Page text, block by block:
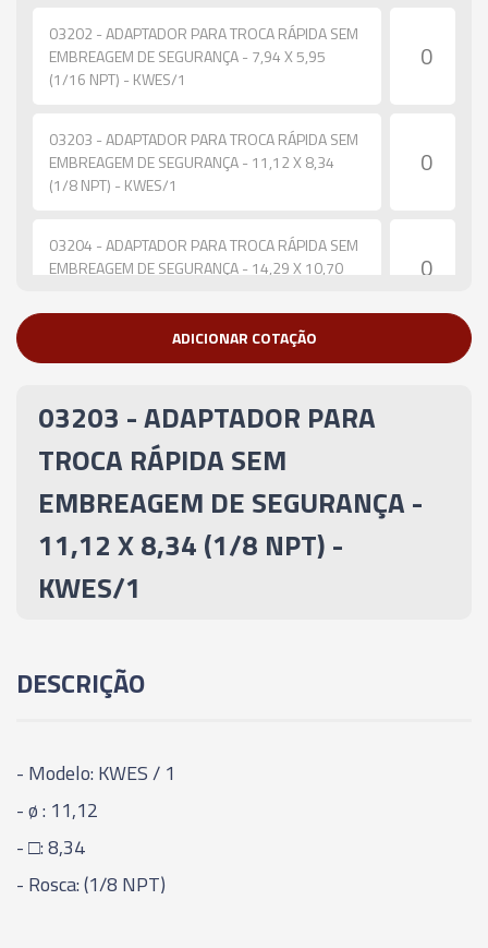
03202 - ADAPTADOR PARA TROCA RÁPIDA SEM
EMBREAGEM DE SEGURANÇA - 7,94 X 5,95
(1/16 NPT) - KWES/1
03203 - ADAPTADOR PARA TROCA RÁPIDA SEM
EMBREAGEM DE SEGURANÇA - 11,12 X 8,34
(1/8 NPT) - KWES/1
03204 - ADAPTADOR PARA TROCA RÁPIDA SEM
EMBREAGEM DE SEGURANÇA - 14,29 X 10,70
03206 - ADAPTADOR PARA TROCA RÁPIDA SEM
03205 - ADAPTADOR PARA TROCA RÁPIDA SEM
(3/8 NPT) - KWES/2
03207 - ADAPTADOR PARA TROCA RÁPIDA SEM
EMBREAGEM DE SEGURANÇA - 23,02 X 17,25
ADICIONAR COTAÇÃO
03203 - ADAPTADOR PARA
TROCA RÁPIDA SEM
EMBREAGEM DE SEGURANÇA -
11,12 X 8,34 (1/8 NPT) -
KWES/1
DESCRIÇÃO
- Modelo: KWES / 1
- ø : 11,12
- □: 8,34
- Rosca: (1/8 NPT)